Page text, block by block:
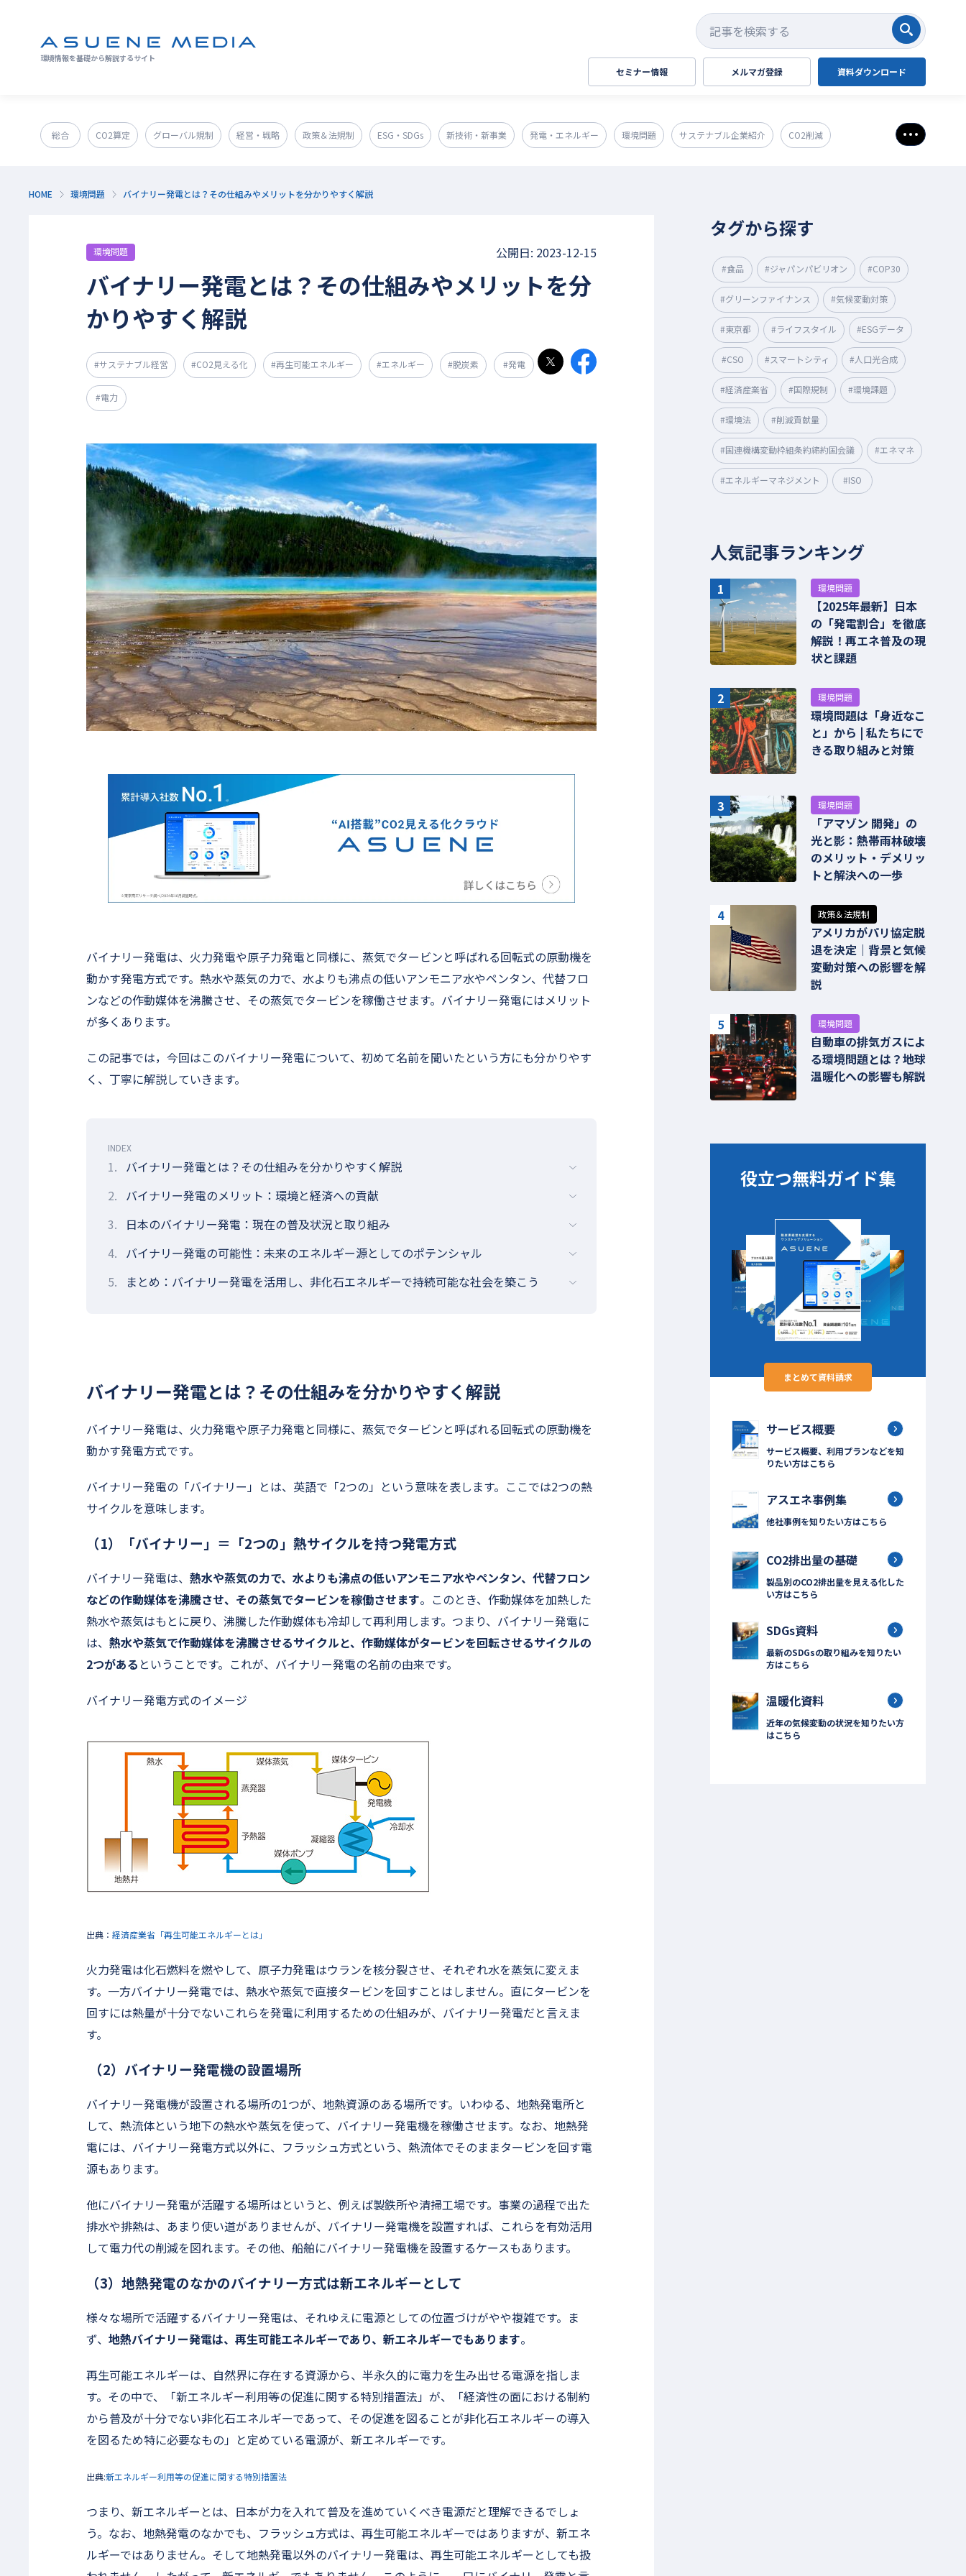
環境情報を基礎から解説するサイト
検索する
セミナー情報 メルマガ登録 資料ダウンロード
総合 CO2算定 グローバル規制 経営・戦略 政策＆法規制 ESG・SDGs 新技術・新事業 発電・エネルギー 環境問題 サステナブル企業紹介 CO2削減
さらに表
HOME 環境問題 バイナリー発電とは？その仕組みやメリットを分かりやすく解説
環境問題 公開日: 2023-12-15
バイナリー発電とは？その仕組みやメリットを分
かりやすく解説
#サステナブル経営 #CO2見える化 #再生可能エネルギー #エネルギー #脱炭素 #発電
#電力
バイナリー発電は、火力発電や原子力発電と同様に、蒸気でタービンと呼ばれる回転式の原動機を
動かす発電方式です。熱水や蒸気の力で、水よりも沸点の低いアンモニア水やペンタン、代替フロ
ンなどの作動媒体を沸騰させ、その蒸気でタービンを稼働させます。バイナリー発電にはメリット
が多くあります。
この記事では，今回はこのバイナリー発電について、初めて名前を聞いたという方にも分かりやす
く、丁寧に解説していきます。
INDEX
1. バイナリー発電とは？その仕組みを分かりやすく解説
2. バイナリー発電のメリット：環境と経済への貢献
3.
日本のバイナリー発電：現在の普及状況と取り組み
4. バイナリー発電の可能性：未来のエネルギー源としてのポテンシャル
5.
まとめ：バイナリー発電を活用し、非化石エネルギーで持続可能な社会を築こう
バイナリー発電とは？その仕組みを分かりやすく解説
バイナリー発電は、火力発電や原子力発電と同様に、蒸気でタービンと呼ばれる回転式の原動機を
動かす発電方式です。
バイナリー発電の「バイナリー」とは、英語で「2つの」という意味を表します。ここでは2つの熱
サイクルを意味します。
（1）「バイナリー」＝「2つの」熱サイクルを持つ発電方式
バイナリー発電は、 熱水や蒸気の力で、水よりも沸点の低いアンモニア水やペンタン、代替フロン
などの作動媒体を沸騰させ、その蒸気でタービンを稼働させます。このとき、作動媒体を加熱した
熱水や蒸気はもとに戻り、沸騰した作動媒体も冷却して再利用します。つまり、バイナリー発電に
は、 熱水や蒸気で作動媒体を沸騰させるサイクルと、作動媒体がタービンを回転させるサイクルの
2つがある ということです。これが、バイナリー発電の名前の由来です。
バイナリー発電方式のイメージ
出典： 経済産業省「再生可能エネルギーとは」
火力発電は化石燃料を燃やして、原子力発電はウランを核分裂させ、それぞれ水を蒸気に変えま
す。一方バイナリー発電では、熱水や蒸気で直接タービンを回すことはしません。直にタービンを
回すには熱量が十分でないこれらを発電に利用するための仕組みが、バイナリー発電だと言えま
す。
（2）バイナリー発電機の設置場所
バイナリー発電機が設置される場所の1つが、地熱資源のある場所です。いわゆる、地熱発電所と
して、熱流体という地下の熱水や蒸気を使って、バイナリー発電機を稼働させます。なお、地熱発
電には、バイナリー発電方式以外に、フラッシュ方式という、熱流体でそのままタービンを回す電
源もあります。
他にバイナリー発電が活躍する場所はというと、例えば製鉄所や清掃工場です。事業の過程で出た
排水や排熱は、あまり使い道がありませんが、バイナリー発電機を設置すれば、これらを有効活用
して電力代の削減を図れます。その他、船舶にバイナリー発電機を設置するケースもあります。
（3）地熱発電のなかのバイナリー方式は新エネルギーとして
様々な場所で活躍するバイナリー発電は、それゆえに電源としての位置づけがやや複雑です。ま
ず、 地熱バイナリー発電は、再生可能エネルギーであり、新エネルギーでもあります。
再生可能エネルギーは、自然界に存在する資源から、半永久的に電力を生み出せる電源を指しま
す。その中で、「新エネルギー利用等の促進に関する特別措置法」が、「経済性の面における制約
から普及が十分でない非化石エネルギーであって、その促進を図ることが非化石エネルギーの導入
を図るため特に必要なもの」と定めている電源が、新エネルギーです。
出典:新エネルギー利用等の促進に関する特別措置法
つまり、新エネルギーとは、日本が力を入れて普及を進めていくべき電源だと理解できるでしょ
う。なお、地熱発電のなかでも、フラッシュ方式は、再生可能エネルギーではありますが、新エネ
ルギーではありません。そして地熱発電以外のバイナリー発電は、再生可能エネルギーとしても扱
タグから探す
#食品 #ジャパンパビリオン #COP30
#グリーンファイナンス #気候変動対策
#東京都 #ライフスタイル #ESGデータ
#CSO #スマートシティ #人口光合成
#経済産業省 #国際規制 #環境課題
#環境法 #削減貢献量
#国連機構変動枠組条約締約国会議 #エネマネ
#エネルギーマネジメント #ISO
人気記事ランキング
1 環境問題
【2025年最新】日本
の「発電割合」を徹底
解説！再エネ普及の現
状と課題
2 環境問題
環境問題は「身近なこ
と」から | 私たちにで
きる取り組みと対策
3 環境問題
「アマゾン 開発」の
光と影：熱帯雨林破壊
のメリット・デメリッ
トと解決への一歩
4 政策＆法規制
アメリカがパリ協定脱
退を決定｜背景と気候
変動対策への影響を解
説
5 環境問題
自動車の排気ガスによ
る環境問題とは？地球
温暖化への影響も解説
役立つ無料ガイド集​​
まとめて資料請求
サービス概要
サービス概要、利用プランなどを知
りたい方はこちら
アスエネ事例集
他社事例を知りたい方はこちら
CO2排出量の基礎
製品別のCO2排出量を見える化した
い方はこちら
SDGs資料
最新のSDGsの取り組みを知りたい
方はこちら
温暖化資料
近年の気候変動の状況を知りたい方
はこちら